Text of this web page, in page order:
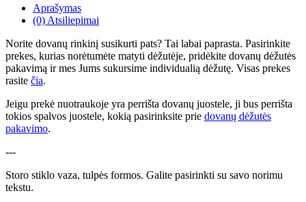
Aprašymas
(0) Atsiliepimai
Norite dovanų rinkinį susikurti pats? Tai labai paprasta. Pasirinkite
prekes, kurias norėtumėte matyti dėžutėje, pridėkite dovanų dėžutės
pakavimą ir mes Jums sukursime individualią dėžutę. Visas prekes
rasite čia.
Jeigu prekė nuotraukoje yra perrišta dovanų juostele, ji bus perrišta
tokios spalvos juostele, kokią pasirinksite prie dovanų dėžutės
pakavimo.
---
Storo stiklo vaza, tulpės formos. Galite pasirinkti su savo norimu
tekstu.